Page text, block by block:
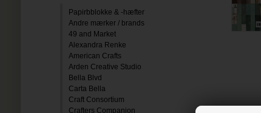
Papirbblokke & -hæfter
Andre mærker / brands
49 and Market
Alexandra Renke
American Crafts
Arden Creative Studio
Bella Blvd
Carta Bella
Craft Consortium
Crafters Companion